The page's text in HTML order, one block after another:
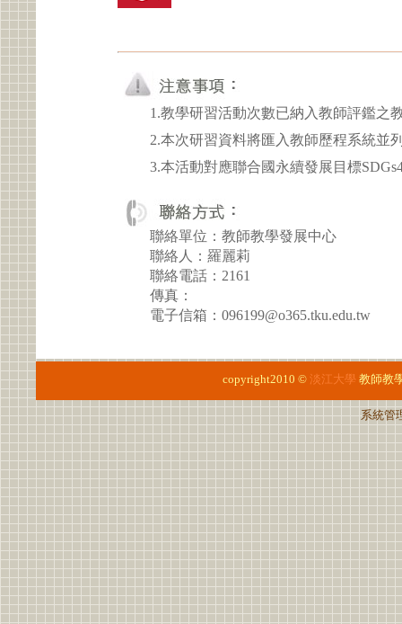
1.教學研習活動次數已納入教師評鑑之
2.本次研習資料將匯入教師歷程系統並
3.本活動對應聯合國永續發展目標
聯絡單位：教師教學發展中心
聯絡人：羅麗莉
聯絡電話：2161
傳真：
電子信箱：096199@o365.tku.edu.tw
copyright2010 © 淡江大學 教師教
系統管